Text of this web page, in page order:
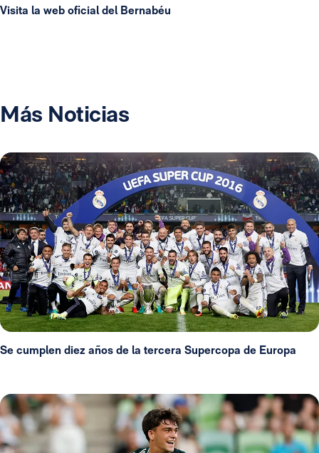
Visita la web oficial del Bernabéu
Más Noticias
Se cumplen diez años de la tercera Supercopa de Europa